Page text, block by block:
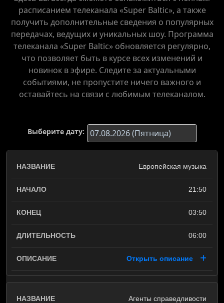
расписанием телеканала «Super Baltic», а также
получить дополнительные сведения о популярных
передачах, ведущих и уникальных шоу. Программа
телеканала «Super Baltic» обновляется регулярно,
что позволяет быть в курсе всех изменений и
новинок в эфире. Следите за актуальными
событиями, не пропустите ничего важного и
оставайтесь на связи с любимым телеканалом.
Выберите дату:
Европейская музыка
21:50
03:50
06:00
Открыть описание
Агенты справедливости